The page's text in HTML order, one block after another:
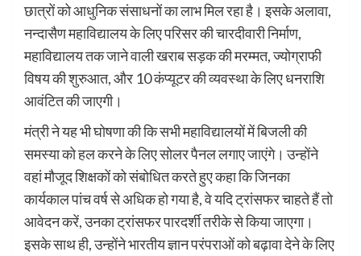
छात्रों को आधुनिक संसाधनों का लाभ मिल रहा है। इसके अलावा,
नन्दासैण महाविद्यालय के लिए परिसर की चारदीवारी निर्माण,
महाविद्यालय तक जाने वाली खराब सड़क की मरम्मत, ज्योग्राफी
विषय की शुरुआत, और 10 कंप्यूटर की व्यवस्था के लिए धनराशि
आवंटित की जाएगी।
मंत्री ने यह भी घोषणा की कि सभी महाविद्यालयों में बिजली की
समस्या को हल करने के लिए सोलर पैनल लगाए जाएंगे। उन्होंने
वहां मौजूद शिक्षकों को संबोधित करते हुए कहा कि जिनका
कार्यकाल पांच वर्ष से अधिक हो गया है, वे यदि ट्रांसफर चाहते हैं तो
आवेदन करें, उनका ट्रांसफर पारदर्शी तरीके से किया जाएगा।
इसके साथ ही, उन्होंने भारतीय ज्ञान परंपराओं को बढ़ावा देने के लिए